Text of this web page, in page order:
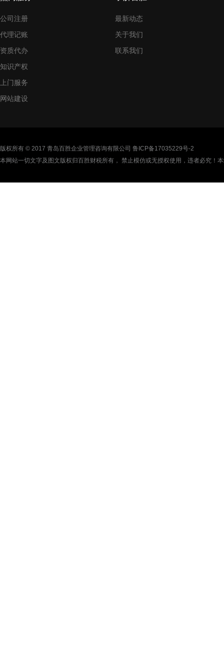
公司注册
代理记账
资质代办
知识产权
上门服务
网站建设
最新动态
关于我们
联系我们
版权所有 © 2017 青岛百胜企业管理咨询有限公司 鲁ICP备17035229号-2
本网站一切文字及图文版权归百胜财税所有， 禁止模仿或无授权使用，违者必究！